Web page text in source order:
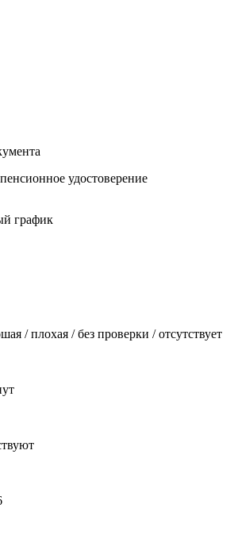
удостоверение
график
/ плохая / без проверки / отсутствует